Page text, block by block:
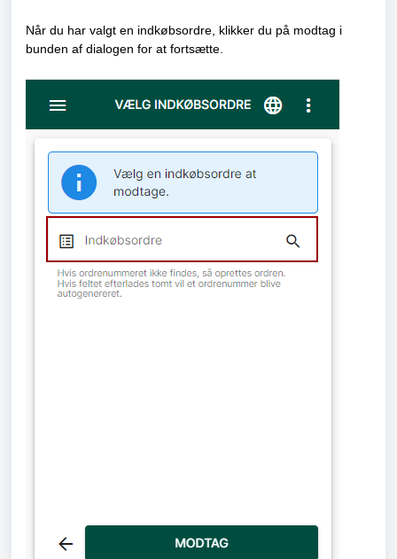
Når du har valgt en indkøbsordre, klikker du på modtag i
bunden af dialogen for at fortsætte.